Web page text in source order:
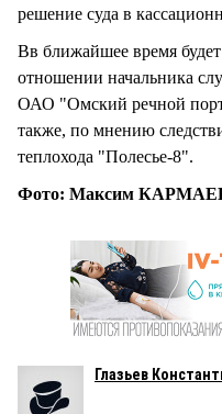
решение суда в
Вв ближайшее время
отношении начальника
ОАО "Омский речной
также, по мнению
теплохода "Полесье-8".
Фото: Максим
Глазьев